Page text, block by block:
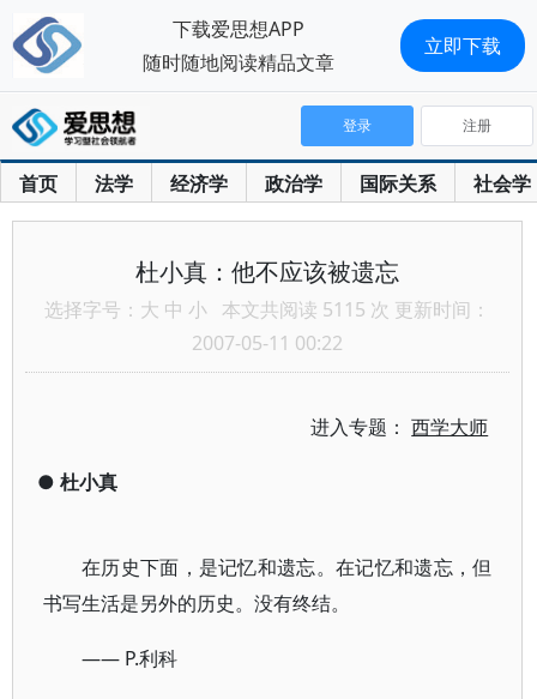
首页 法学 经济学 政治学 国际关系 社会学
登录 注册
杜小真：他不应该被遗忘
选择字号： 大 中 小 本文共阅读 5115 次 更新时间：
2007-05-11 00:22
进入专题：西学大师
● 杜小真
在历史下面，是记忆和遗忘。在记忆和遗忘，但
书写生活是另外的历史。没有终结。
—— P.利科
下载爱思想APP
随时随地阅读精品文章
立即下载